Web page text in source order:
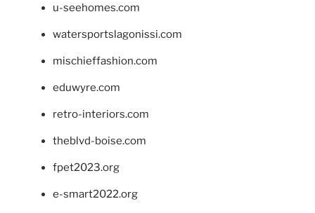
u-seehomes.com
watersportslagonissi.com
mischieffashion.com
eduwyre.com
retro-interiors.com
theblvd-boise.com
fpet2023.org
e-smart2022.org